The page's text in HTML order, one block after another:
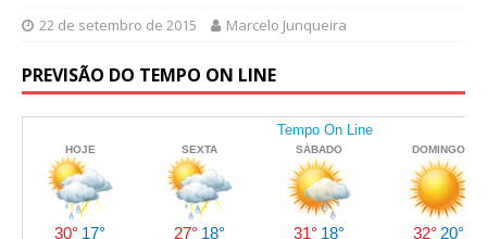
22 de setembro de 2015 Marcelo Junqueira
PREVISÃO DO TEMPO ON LINE